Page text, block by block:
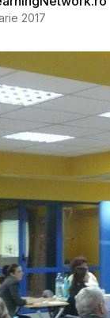
2017